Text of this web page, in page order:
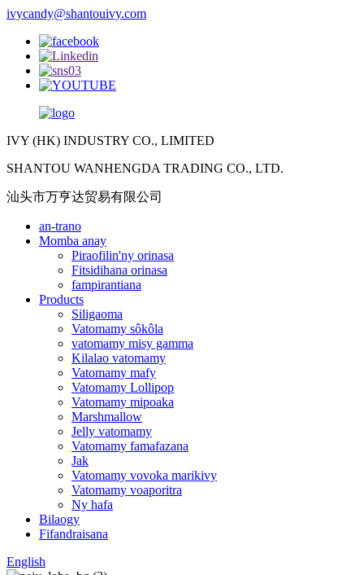
ivycandy@shantouivy.com
IVY (HK) INDUSTRY CO., LIMITED
SHANTOU WANHENGDA TRADING CO., LTD.
汕头市万亨达贸易有限公司
an-trano
Momba anay
Piraofilin'ny orinasa
Fitsidihana orinasa
fampirantiana
Products
Siligaoma
Vatomamy sôkôla
vatomamy misy gamma
Kilalao vatomamy
Vatomamy mafy
Vatomamy Lollipop
Vatomamy mipoaka
Marshmallow
Jelly vatomamy
Vatomamy famafazana
Jak
Vatomamy vovoka marikivy
Vatomamy voaporitra
Ny hafa
Bilaogy
Fifandraisana
English